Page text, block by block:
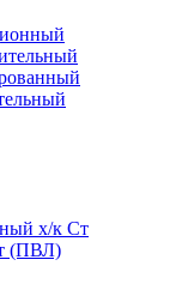
х/к Ст
(ПВЛ)